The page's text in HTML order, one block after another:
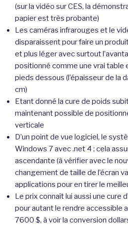
(sur la vidéo sur CES, la
papier est très probante)
Les caméras infrarouges et le
disparaissent pour faire un
et plus léger avec surtout
positionné comme une vrai table
pieds dessous (l’épaisseur de la
cm)
Etant donné la cure de poids
maintenant possible de
verticale
D’un point de vue logiciel, le
Windows 7 avec .net 4 ; cela
ascendante (à vérifier avec le
changement de taille de l’écran
applications pour en tirer le
Le prix connaît lui aussi une cure
pour autant le rendre accessible
7600 $, à voir la conversion